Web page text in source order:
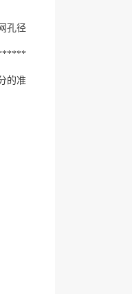
孔径
******
的准